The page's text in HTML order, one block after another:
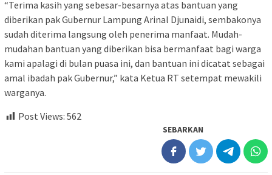
“Terima kasih yang sebesar-besarnya atas bantuan yang
diberikan pak Gubernur Lampung Arinal Djunaidi, sembakonya
sudah diterima langsung oleh penerima manfaat. Mudah-
mudahan bantuan yang diberikan bisa bermanfaat bagi warga
kami apalagi di bulan puasa ini, dan bantuan ini dicatat sebagai
amal ibadah pak Gubernur,” kata Ketua RT setempat mewakili
warganya.
Post Views: 562
SEBARKAN